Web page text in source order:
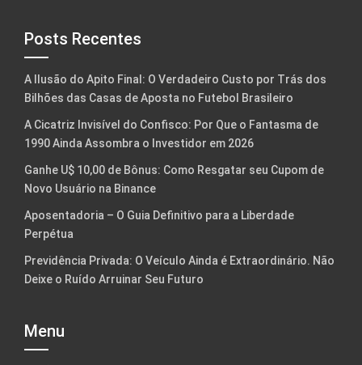
Posts Recentes
A Ilusão do Apito Final: O Verdadeiro Custo por Trás dos
Bilhões das Casas de Aposta no Futebol Brasileiro
A Cicatriz Invisível do Confisco: Por Que o Fantasma de
1990 Ainda Assombra o Investidor em 2026
Ganhe U$ 10,00 de Bônus: Como Resgatar seu Cupom de
Novo Usuário na Binance
Aposentadoria – O Guia Definitivo para a Liberdade
Perpétua
Previdência Privada: O Veículo Ainda é Extraordinário. Não
Deixe o Ruído Arruinar Seu Futuro
Menu